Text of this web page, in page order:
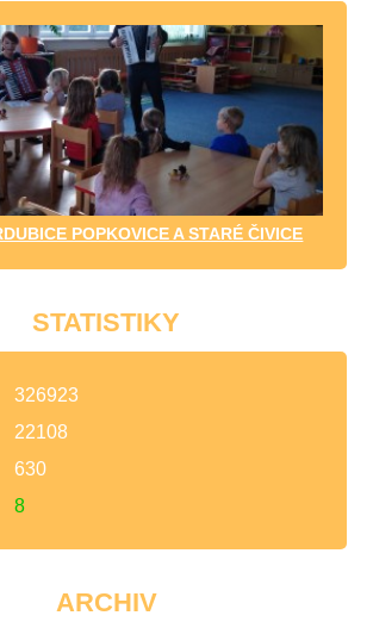
POPKOVICE A STARÉ ČIVICE
STATISTIKY
8
326923
22108
630
ARCHIV